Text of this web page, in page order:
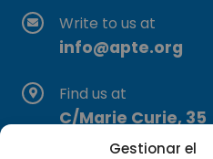
Gestionar el
Write to us at
info@apte.org
Find us at
C/Marie Curie, 35
29590